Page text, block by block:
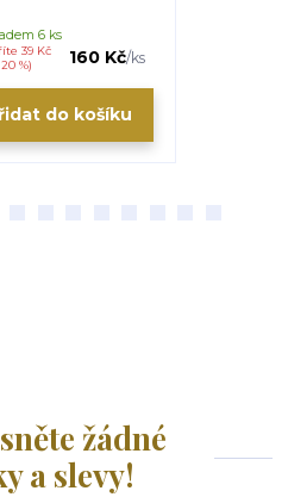
39 Kč
%)
160 Kč/ks
6 ks
do košíku
žádné
a slevy!